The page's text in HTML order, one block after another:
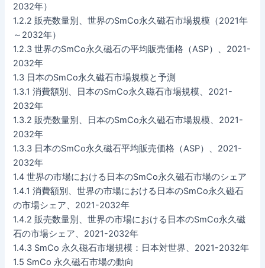
2032年）
1.2.2 販売数量別、世界のSmCo永久磁石市場規模（2021年
～2032年）
1.2.3 世界のSmCo永久磁石の平均販売価格（ASP）、2021-
2032年
1.3 日本のSmCo永久磁石市場規模と予測
1.3.1 消費額別、日本のSmCo永久磁石市場規模、2021-
2032年
1.3.2 販売数量別、日本のSmCo永久磁石市場規模、2021-
2032年
1.3.3 日本のSmCo永久磁石平均販売価格（ASP）、2021-
2032年
1.4 世界の市場における日本のSmCo永久磁石市場のシェア
1.4.1 消費額別、世界の市場における日本のSmCo永久磁石
の市場シェア、2021-2032年
1.4.2 販売数量別、世界の市場における日本のSmCo永久磁
石の市場シェア、2021-2032年
1.4.3 SmCo 永久磁石市場規模：日本対世界、2021-2032年
1.5 SmCo 永久磁石市場の動向